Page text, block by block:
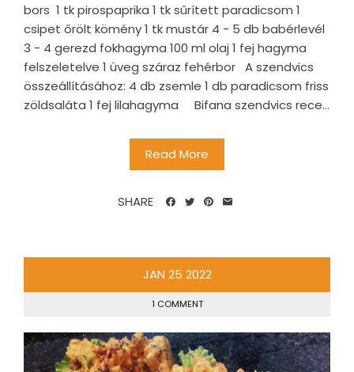
bors 1 tk pirospaprika 1 tk sűrített paradicsom 1
csipet őrölt kömény 1 tk mustár 4 - 5 db babérlevél
3 - 4 gerezd fokhagyma 100 ml olaj 1 fej hagyma
felszeletelve 1 üveg száraz fehérbor A szendvics
összeállításához: 4 db zsemle 1 db paradicsom friss
zöldsaláta 1 fej lilahagyma Bifana szendvics rece...
Read More
SHARE
JAN 25 2022
1 COMMENT